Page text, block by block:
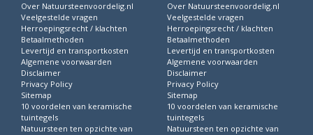
Over Natuursteenvoordelig.nl
Veelgestelde vragen
Herroepingsrecht / klachten
Betaalmethoden
Levertijd en transportkosten
Algemene voorwaarden
Disclaimer
Privacy Policy
Sitemap
10 voordelen van keramische
tuintegels
Natuursteen ten opzichte van
Over Natuursteenvoordelig.nl
Veelgestelde vragen
Herroepingsrecht / klachten
Betaalmethoden
Levertijd en transportkosten
Algemene voorwaarden
Disclaimer
Privacy Policy
Sitemap
10 voordelen van keramische
tuintegels
Natuursteen ten opzichte van